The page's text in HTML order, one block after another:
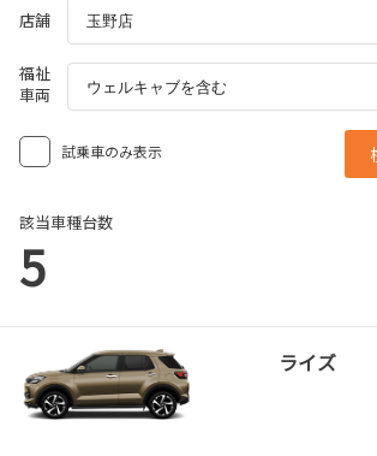
店舗
福祉
車両
試乗車のみ表示
該当車種台数
5
ライズ